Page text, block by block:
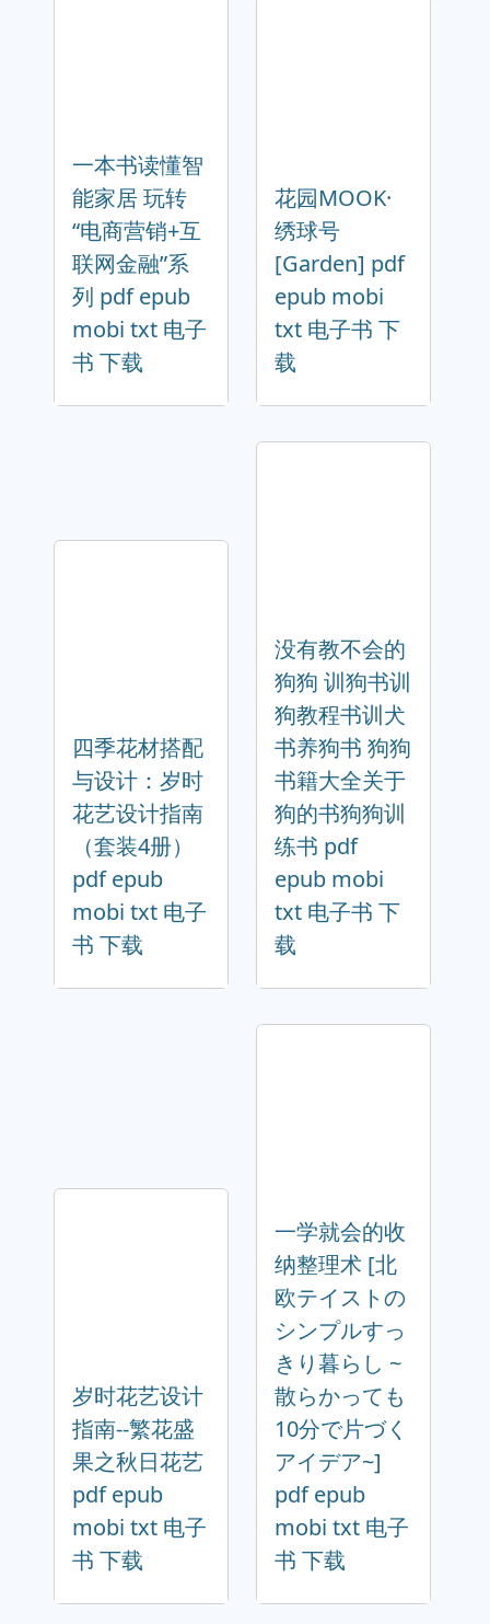
一本书读懂智
能家居 玩转
“电商营销+互
联网金融”系
列 pdf epub
mobi txt 电子
书 下载
花园MOOK·
绣球号
[Garden] pdf
epub mobi
txt 电子书 下
载
四季花材搭配
与设计：岁时
花艺设计指南
（套装4册）
pdf epub
mobi txt 电子
书 下载
没有教不会的
狗狗 训狗书训
狗教程书训犬
书养狗书 狗狗
书籍大全关于
狗的书狗狗训
练书 pdf
epub mobi
txt 电子书 下
载
岁时花艺设计
指南--繁花盛
果之秋日花艺
pdf epub
mobi txt 电子
书 下载
一学就会的收
纳整理术 [北
欧テイストの
シンプルすっ
きり暮らし ~
散らかっても
10分で片づく
アイデア~]
pdf epub
mobi txt 电子
书 下载